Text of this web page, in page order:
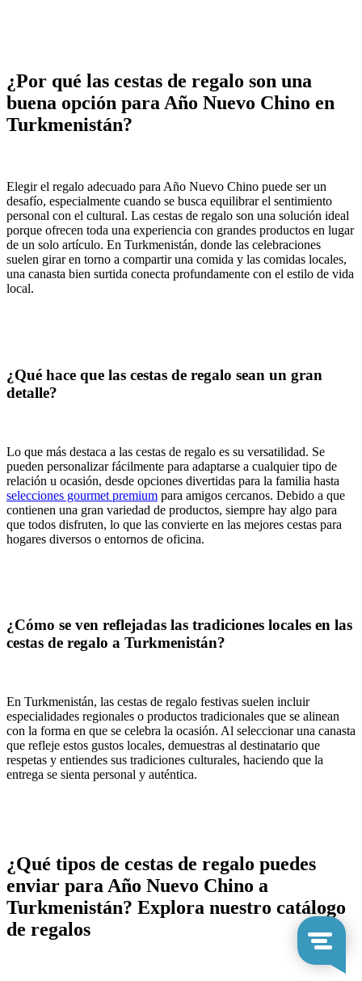
¿Por qué las cestas de regalo son una
buena opción para Año Nuevo Chino en
Turkmenistán?
Elegir el regalo adecuado para Año Nuevo Chino puede ser un
desafío, especialmente cuando se busca equilibrar el sentimiento
personal con el cultural. Las cestas de regalo son una solución ideal
porque ofrecen toda una experiencia con grandes productos en lugar
de un solo artículo. En Turkmenistán, donde las celebraciones
suelen girar en torno a compartir una comida y las comidas locales,
una canasta bien surtida conecta profundamente con el estilo de vida
local.
¿Qué hace que las cestas de regalo sean un gran
detalle?
Lo que más destaca a las cestas de regalo es su versatilidad. Se
pueden personalizar fácilmente para adaptarse a cualquier tipo de
relación u ocasión, desde opciones divertidas para la familia hasta
selecciones gourmet premium para amigos cercanos. Debido a que
contienen una gran variedad de productos, siempre hay algo para
que todos disfruten, lo que las convierte en las mejores cestas para
hogares diversos o entornos de oficina.
¿Cómo se ven reflejadas las tradiciones locales en las
cestas de regalo a Turkmenistán?
En Turkmenistán, las cestas de regalo festivas suelen incluir
especialidades regionales o productos tradicionales que se alinean
con la forma en que se celebra la ocasión. Al seleccionar una canasta
que refleje estos gustos locales, demuestras al destinatario que
respetas y entiendes sus tradiciones culturales, haciendo que la
entrega se sienta personal y auténtica.
¿Qué tipos de cestas de regalo puedes
enviar para Año Nuevo Chino a
Turkmenistán? Explora nuestro catálogo
de regalos